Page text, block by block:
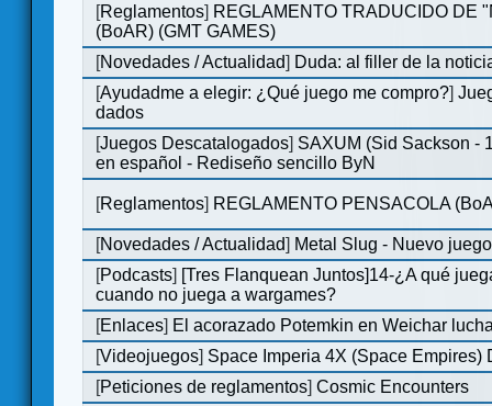
[Reglamentos] REGLAMENTO TRADUCIDO DE
(BoAR) (GMT GAMES)
[Novedades / Actualidad] Duda: al filler de la
[Ayudadme a elegir: ¿Qué juego me compro?]
dados
[Juegos Descatalogados] SAXUM (Sid Sackson -
en español - Rediseño sencillo ByN
[Reglamentos] REGLAMENTO PENSACOLA
[Novedades / Actualidad] Metal Slug - Nuevo
[Podcasts] [Tres Flanquean Juntos]14-¿A qué
cuando no juega a wargames?
[Enlaces] El acorazado Potemkin en Weichar
[Videojuegos] Space Imperia 4X (Space Empires)
[Peticiones de reglamentos]Cosmic Encounters